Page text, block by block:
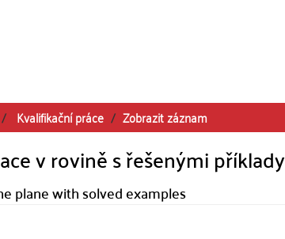
Kvalifikační práce Zobrazit záznam
v rovině s řešenými příklady
plane with solved examples